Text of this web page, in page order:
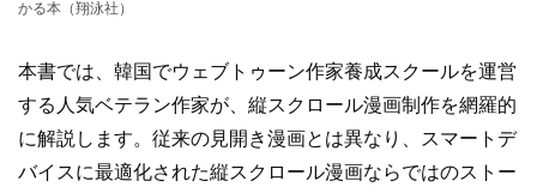
かる本（翔泳社）
本書では、韓国でウェブトゥーン作家養成スクールを運営
する人気ベテラン作家が、縦スクロール漫画制作を網羅的
に解説します。従来の見開き漫画とは異なり、スマートデ
バイスに最適化された縦スクロール漫画ならではのストー